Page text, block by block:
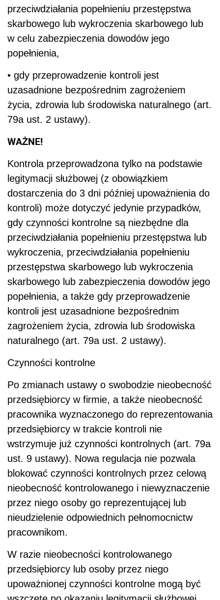
przeciwdziałania popełnieniu przestępstwa
skarbowego lub wykroczenia skarbowego lub
w celu zabezpieczenia dowodów jego
popełnienia,
• gdy przeprowadzenie kontroli jest
uzasadnione bezpośrednim zagrożeniem
życia, zdrowia lub środowiska naturalnego (art.
79a ust. 2 ustawy).
WAŻNE!
Kontrola przeprowadzona tylko na podstawie
legitymacji służbowej (z obowiązkiem
dostarczenia do 3 dni później upoważnienia do
kontroli) może dotyczyć jedynie przypadków,
gdy czynności kontrolne są niezbędne dla
przeciwdziałania popełnieniu przestępstwa lub
wykroczenia, przeciwdziałania popełnieniu
przestępstwa skarbowego lub wykroczenia
skarbowego lub zabezpieczenia dowodów jego
popełnienia, a także gdy przeprowadzenie
kontroli jest uzasadnione bezpośrednim
zagrożeniem życia, zdrowia lub środowiska
naturalnego (art. 79a ust. 2 ustawy).
Czynności kontrolne
Po zmianach ustawy o swobodzie nieobecność
przedsiębiorcy w firmie, a także nieobecność
pracownika wyznaczonego do reprezentowania
przedsiębiorcy w trakcie kontroli nie
wstrzymuje już czynności kontrolnych (art. 79a
ust. 9 ustawy). Nowa regulacja nie pozwala
blokować czynności kontrolnych przez celową
nieobecność kontrolowanego i niewyznaczenie
przez niego osoby go reprezentującej lub
nieudzielenie odpowiednich pełnomocnictw
pracownikom.
W razie nieobecności kontrolowanego
przedsiębiorcy lub osoby przez niego
upoważnionej czynności kontrolne mogą być